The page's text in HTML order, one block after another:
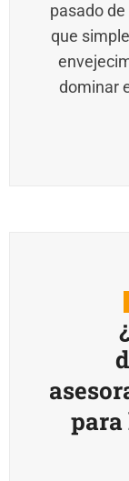
pasado
que
dominar
para